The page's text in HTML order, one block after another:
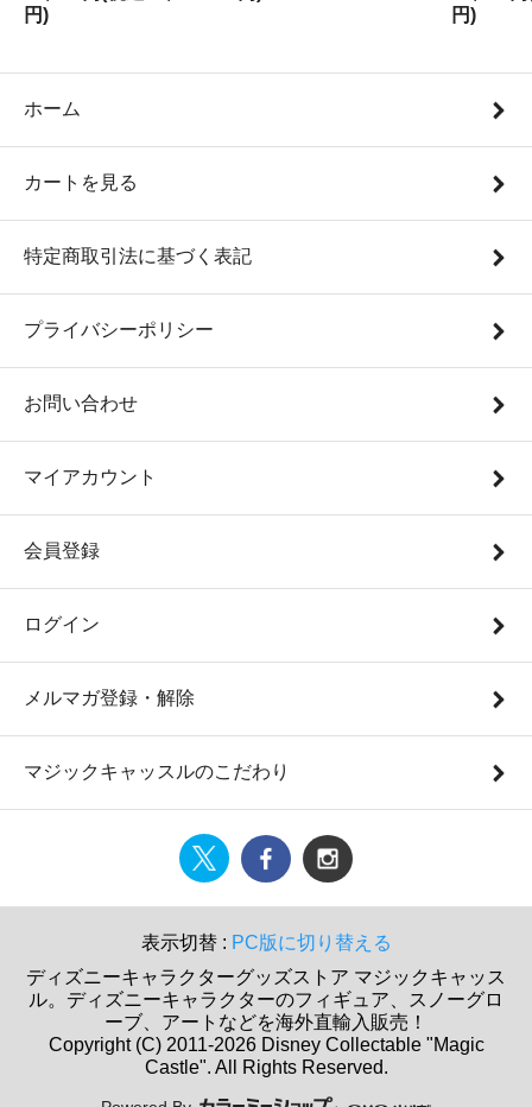
円)
円)
ホーム
カートを見る
特定商取引法に基づく表記
プライバシーポリシー
お問い合わせ
マイアカウント
会員登録
ログイン
メルマガ登録・解除
マジックキャッスルのこだわり
表示切替 : PC版に切り替える
ディズニーキャラクターグッズストア マジックキャッス
ル。ディズニーキャラクターのフィギュア、スノーグロ
ーブ、アートなどを海外直輸入販売！
Copyright (C) 2011-2026 Disney Collectable "Magic
Castle". All Rights Reserved.